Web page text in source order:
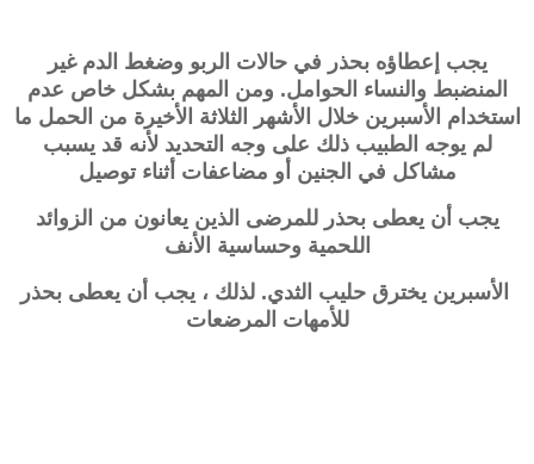
يجب إعطاؤه بحذر في حالات الربو وضغط الدم غير
المنضبط والنساء الحوامل. ومن المهم بشكل خاص عدم
استخدام الأسبرين خلال الأشهر الثلاثة الأخيرة من الحمل ما
لم يوجه الطبيب ذلك على وجه التحديد لأنه قد يسبب
مشاكل في الجنين أو مضاعفات أثناء توصيل
يجب أن يعطى بحذر للمرضى الذين يعانون من الزوائد
اللحمية وحساسية الأنف
الأسبرين يخترق حليب الثدي. لذلك ، يجب أن يعطى بحذر
للأمهات المرضعات